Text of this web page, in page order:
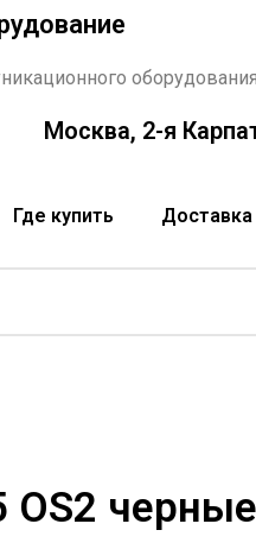
Москва, 2-я
Где купить Доставка
OS2